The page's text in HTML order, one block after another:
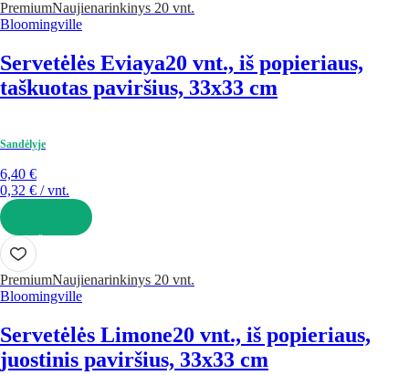
PremiumNaujienarinkinys 20 vnt.
Bloomingville
Servetėlės Eviaya20 vnt., iš popieriaus,
taškuotas paviršius, 33x33 cm
Sandėlyje
6,40 €
0,32 € / vnt.
Į KREPŠELĮ
PremiumNaujienarinkinys 20 vnt.
Bloomingville
Servetėlės Limone20 vnt., iš popieriaus,
juostinis paviršius, 33x33 cm